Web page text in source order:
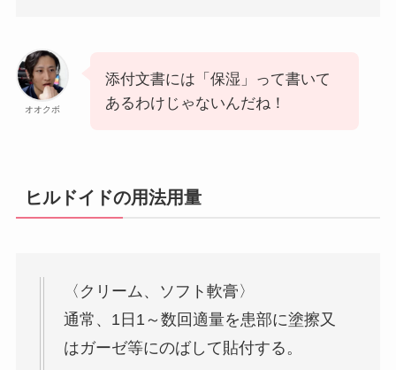
オオクボ
添付文書には「保湿」って書いて
あるわけじゃないんだね！
ヒルドイドの用法用量
〈クリーム、ソフト軟膏〉
通常、1日1～数回適量を患部に塗擦又
はガーゼ等にのばして貼付する。